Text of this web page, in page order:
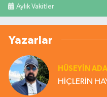
Aylık Vakitler
Yazarlar
HÜSEYIN
HİÇLERİN